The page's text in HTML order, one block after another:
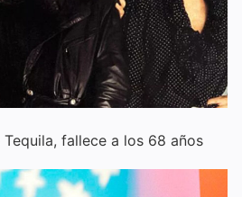
fallece a los 68 años